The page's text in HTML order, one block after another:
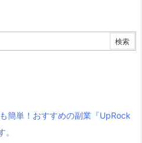
簡単！おすすめの副業『UpRock